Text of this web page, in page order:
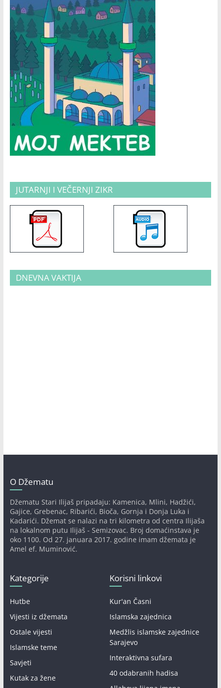
JUTARNJI I VEČERNJI ZIKR
DNEVNA VAKTIJA
O Džematu
Džematu Stari Ilijaš pripadaju: Kamenica, Mlini, Hadžići,
Gajice, Grebenac, Ribarići, Bioča, Gornja i Donja Luka i
Kadarići. Džemat se nalazi na tri kilometra od centra Ilijaša
na lokalnom putu Ilijaš - Semizovac. Broj domaćinstava je
oko 1100. Od 27. januara 2017. godine imam džemata je
Amel ef. Muminović.
Kategorije
Hutbe
Vijesti iz džemata
Ostale vijesti
Islamske teme
Savjeti
Kutak za žene
Korisni linkovi
Kur'an Časni
Islamska zajednica
Medžlis islamske zajednice
Sarajevo
Interaktivna sufara
40 odabranih hadisa